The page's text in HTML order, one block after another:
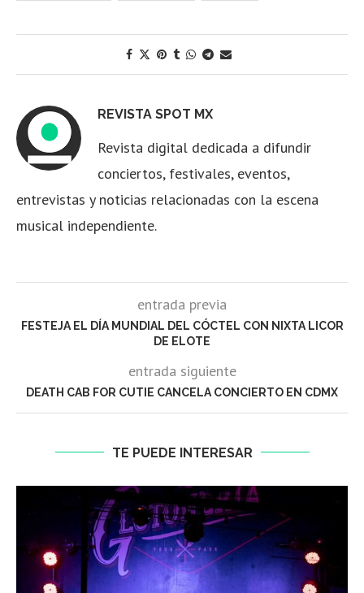
REVISTA SPOT MX
Revista digital dedicada a difundir
conciertos, festivales, eventos,
entrevistas y noticias relacionadas con la escena
musical independiente.
entrada previa
FESTEJA EL DÍA MUNDIAL DEL CÓCTEL CON NIXTA LICOR
DE ELOTE
entrada siguiente
DEATH CAB FOR CUTIE CANCELA CONCIERTO EN CDMX
TE PUEDE INTERESAR